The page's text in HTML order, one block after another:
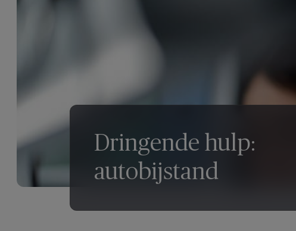
Dringende hulp:
autobijstand